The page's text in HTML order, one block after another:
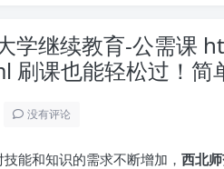
学继续教育-公需
刷课也能轻松过！简
没有评论
能和知识的需求不断增加， 西北